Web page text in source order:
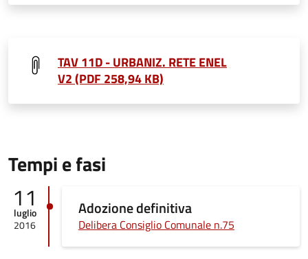
TAV 11D - URBANIZ. RETE ENEL
V2 (PDF 258,94 KB)
Tempi e fasi
11
luglio
2016
Adozione definitiva
Delibera Consiglio Comunale n.75